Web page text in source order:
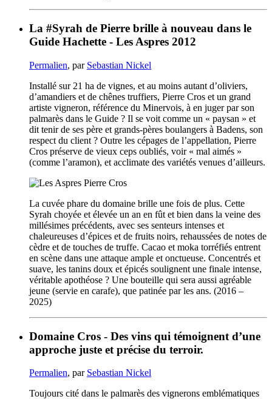
La #Syrah de Pierre brille à nouveau dans le
Guide Hachette - Les Aspres 2012
Permalien, par Sebastian Nickel
Installé sur 21 ha de vignes, et au moins autant d’oliviers,
d’amandiers et de chênes truffiers, Pierre Cros et un grand
artiste vigneron, référence du Minervois, à en juger par son
palmarès dans le Guide ? Il se voit comme un « paysan » et
dit tenir de ses père et grands-pères boulangers à Badens, son
respect du client ? Outre les cépages de l’appellation, Pierre
Cros préserve de vieux ceps oubliés, voir « mal aimés »
(comme l’aramon), et acclimate des variétés venues d’ailleurs.
La cuvée phare du domaine brille une fois de plus. Cette
Syrah choyée et élevée un an en fût et bien dans la veine des
millésimes précédents, avec ses senteurs intenses et
chaleureuses d’épices et de fruits noirs, rehaussées de notes de
cèdre et de touches de truffe. Cacao et moka torréfiés entrent
en scène dans une attaque ample et onctueuse. Concentrés et
suave, les tanins doux et épicés soulignent une finale intense,
véritable apothéose ? Une bouteille qui sera aussi agréable
jeune (servie en carafe), que patinée par les ans. (2016 –
2025)
Domaine Cros - Des vins qui témoignent d’une
approche juste et précise du terroir.
Permalien, par Sebastian Nickel
Toujours cité dans le palmarès des vignerons emblématiques